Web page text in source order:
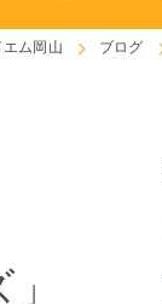
エム岡山 ブログ